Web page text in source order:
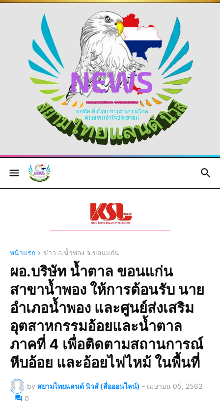
หน้าแรก ข่าว อ.น้ำพอง จ.ขอนแก่น
ผอ.บริษัท น้ำตาล ขอนแก่น
สาขาน้ำพอง ให้การต้อนรับ นาย
อำเภอน้ำพอง และศูนย์ส่งเสริม
อุตสาหกรรมอ้อยและน้ำตาล
ภาคที่ 4 เพื่อติดตามสถานการณ์
หีบอ้อย และอ้อยไฟไหม้ ในพื้นที่
by สยามไทยแลนด์ นิวส์ (สื่อออนไลน์) - เมษายน 05, 2562
0